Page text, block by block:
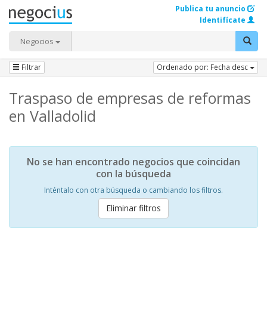
Negocios
Publica tu anuncio
Identifícate
Filtrar Ordenado por: Fecha desc
Traspaso de empresas de reformas
en Valladolid
No se han encontrado negocios que coincidan
con la búsqueda
Inténtalo con otra búsqueda o cambiando los filtros.
Eliminar filtros